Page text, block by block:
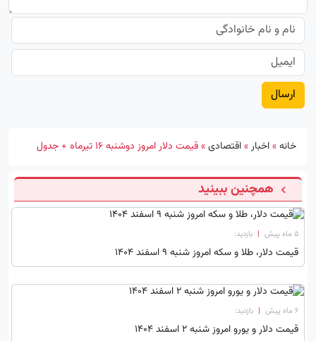
خانه»اخبار»اقتصادی»قیمت دلار امروز دوشنبه ۱۶ تیرماه + جدول
همچنین ببینید
۵ ماه پیش | بازدید:
قیمت دلار، طلا و سکه امروز شنبه ۹ اسفند ۱۴۰۴
۶ ماه پیش | بازدید:
قیمت دلار و یورو امروز شنبه 2 اسفند 1404